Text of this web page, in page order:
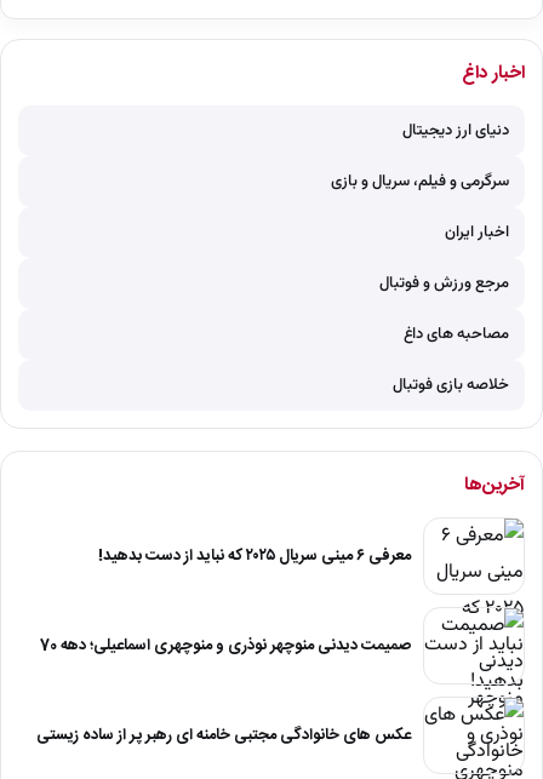
اخبار داغ
دنیای ارز دیجیتال
سرگرمی و فیلم، سریال و بازی
اخبار ایران
مرجع ورزش و فوتبال
مصاحبه های داغ
خلاصه بازی فوتبال
آخرین‌ها
معرفی ۶ مینی سریال ۲۰۲۵ که نباید از دست بدهید!
صمیمت دیدنی منوچهر نوذری و منوچهری اسماعیلی؛ دهه 70
عکس های خانوادگی مجتبی خامنه ای رهبر پر از ساده زیستی